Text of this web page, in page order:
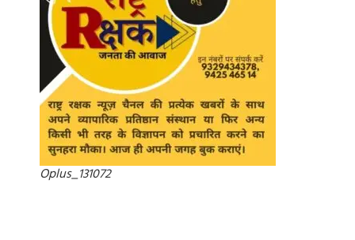
Oplus_131072